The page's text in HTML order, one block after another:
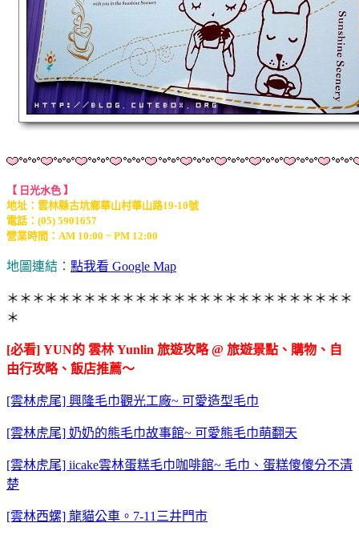
【 日光水色 】
地址：雲林縣古坑鄉華山村華山路19-10號
電話：(05) 5901657
營業時間：AM 10:00 ~ PM 12:00
地圖連結： 點我看 Google Map
＊＊＊＊＊＊＊＊＊＊＊＊＊＊＊＊＊＊＊＊＊＊＊＊＊＊＊
＊
[必看] YUN的 雲林 Yunlin 旅遊攻略 @ 旅遊景點、購物、自
由行攻略、飯店推薦～
[雲林虎尾] 興隆毛巾觀光工廠~ 可愛造型毛巾
[雲林虎尾] 奶奶的熊毛巾故事館~ 可愛熊毛巾萌翻天
[雲林虎尾] iicake雲林蛋糕毛巾咖啡館~ 毛巾、蛋糕傻傻分不清
楚
[雲林西螺] 龍貓公車。7-11三井門市